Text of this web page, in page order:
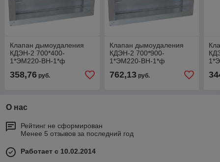
Клапан дымоудаления
КДЭН-2 700*400-
1*ЭМ220-ВН-1*ф
358,76 руб.
Клапан дымоудаления
КДЭН-2 700*900-
1*ЭМ220-ВН-1*ф
762,13руб.
О нас
Рейтинг не сформирован
Менее 5 отзывов за последний год
Работает с 10.02.2014